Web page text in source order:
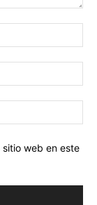
web en este